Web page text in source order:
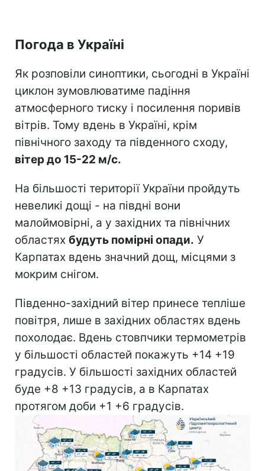
Погода в Україні
Як розповіли синоптики, сьогодні в Україні
циклон зумовлюватиме падіння
атмосферного тиску і посилення поривів
вітрів. Тому вдень в Україні, крім
північного заходу та південного сходу,
вітер до 15-22 м/с.
На більшості території України пройдуть
невеликі дощі - на півдні вони
малоймовірні, а у західних та північних
областях будуть помірні опади. У
Карпатах вдень значний дощ, місцями з
мокрим снігом.
Південно-західний вітер принесе тепліше
повітря, лише в західних областях вдень
похолодає. Вдень стовпчики термометрів
у більшості областей покажуть +14 +19
градусів. У більшості західних областей
буде +8 +13 градусів, а в Карпатах
протягом доби +1 +6 градусів.